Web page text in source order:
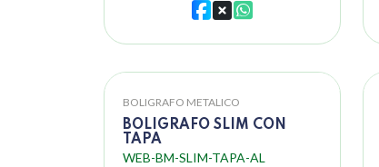
BOLIGRAFO METALICO
BOLIGRAFO SLIM CON
TAPA
WEB-BM-SLIM-TAPA-AL